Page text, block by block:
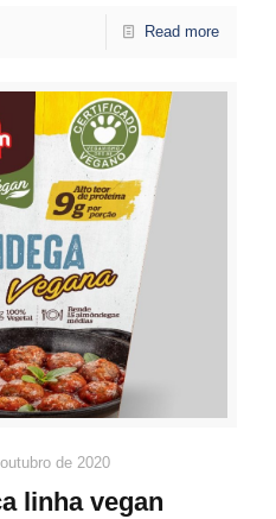
Read more
de 2020
linha vegan